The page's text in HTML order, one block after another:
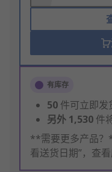
有库存
50 件可立即发
另外 1,530 件
**需要更多产品？
看送货日期”，查